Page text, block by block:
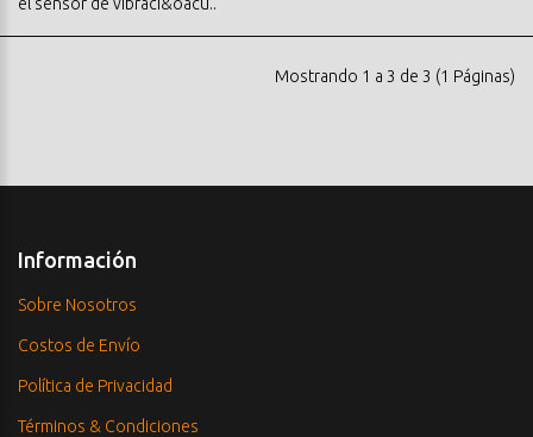
Mostrando 1 a 3 de 3 (1 Páginas)
Información
Sobre Nosotros
Costos de Envío
Política de Privacidad
Términos & Condiciones